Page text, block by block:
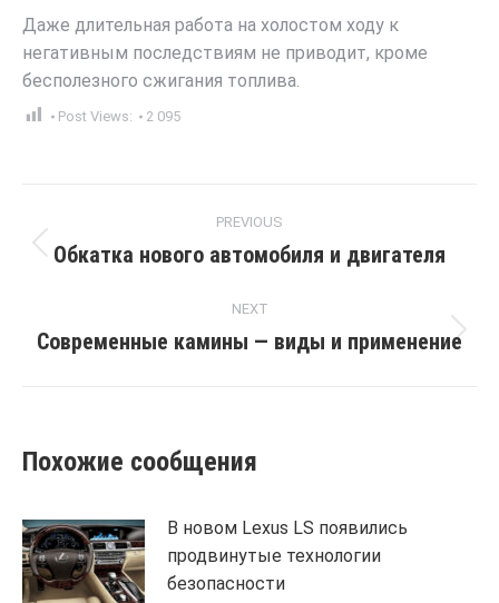
Даже длительная работа на холостом ходу к
негативным последствиям не приводит, кроме
бесполезного сжигания топлива.
Post Views: 2 095
navigation
PREVIOUS
Previous
Обкатка нового автомобиля и двигателя
NEXT
Next
Современные камины — виды и применение
Похожие сообщения
В новом Lexus LS появились
продвинутые технологии
безопасности